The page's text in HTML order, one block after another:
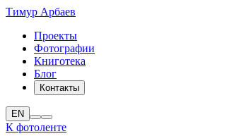
Тимур Арбаев
Проекты
Фотографии
Книготека
Блог
Контакты
EN
К фотоленте